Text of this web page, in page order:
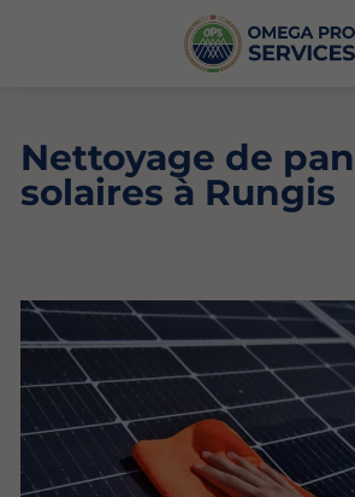
Nettoyage de
solaires à Rungis